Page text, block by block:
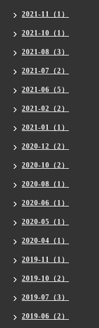
2021-11（1）
2021-10（1）
2021-08（3）
2021-07（2）
2021-06（5）
2021-02（2）
2021-01（1）
2020-12（2）
2020-10（2）
2020-08（1）
2020-06（1）
2020-05（1）
2020-04（1）
2019-11（1）
2019-10（2）
2019-07（3）
2019-06（2）